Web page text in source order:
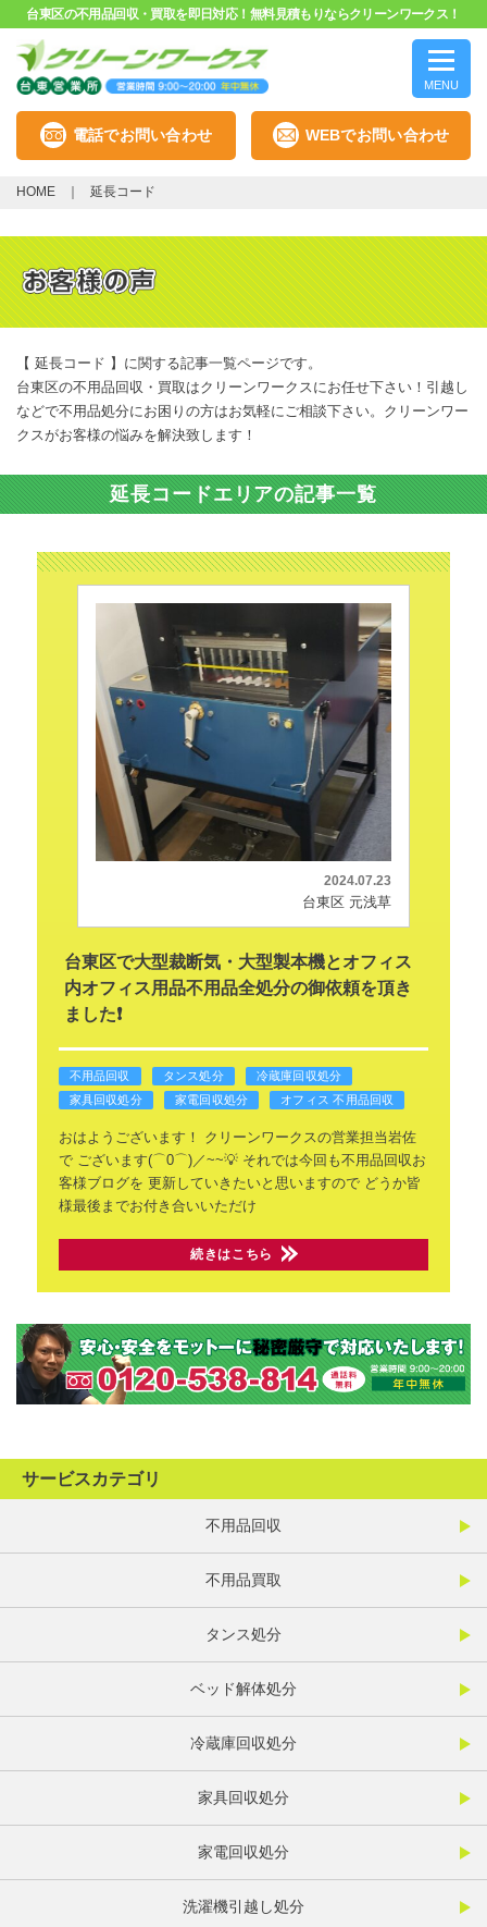
台東区の不用品回収・買取を即日対応！無料見積もりならクリーンワークス！
MENU
電話でお問い合わせ WEBでお問い合わせ
HOME 延長コード
【 延長コード 】に関する記事一覧ページです。
台東区の不用品回収・買取はクリーンワークスにお任せ下さい！引越し
などで不用品処分にお困りの方はお気軽にご相談下さい。クリーンワー
クスがお客様の悩みを解決致します！
延長コードエリアの記事一覧
2024.07.23
台東区 元浅草
台東区で大型裁断気・大型製本機とオフィス
内オフィス用品不用品全処分の御依頼を頂き
ました❗
不用品回収 タンス処分
冷蔵庫回収処分
家具回収処分
家電回収処分 オフィス 不用品回収
おはようございます！
クリーンワークスの営業担当岩佐
でございます(⌒0⌒)／~~💡 それでは今回も不用品回収お
客様ブログを 更新していきたいと思いますのでどうか皆
様最後までお付き合いいただけ
続きはこちら
サービスカテゴリ
不用品回収
不用品買取
タンス処分
ベッド解体処分
冷蔵庫回収処分
家具回収処分
家電回収処分
洗濯機引越し処分